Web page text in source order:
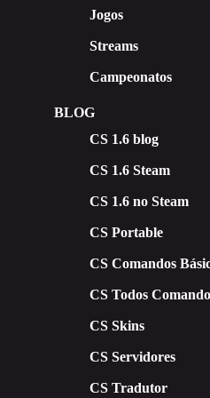
Jogos
Streams
Campeonatos
BLOG
CS 1.6 blog
CS 1.6 Steam
CS 1.6 no Steam
CS Portable
CS Comandos
CS Todos
CS Skins
CS Servidores
CS Tradutor